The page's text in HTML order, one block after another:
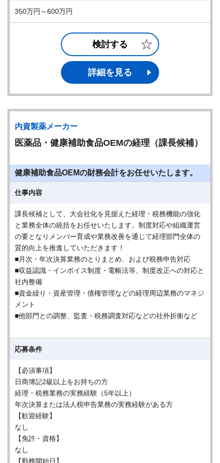
350万円～600万円
検討する
詳細を見る
内資製薬メーカー
医薬品・健康補助食品OEMの経理（課長候補）
健康補助食品OEMの財務会計をお任せいたします。
仕事内容
課長候補として、大会社化を見据えた経理・税務機能の強化
と業務全体の統括をお任せいたします。制度対応や組織運営
の要となりメンバー育成や業務改善を通じて経理部門全体の
質的向上を推進していただきます！
■月次・年次決算業務のとりまとめ、および税務申告対応
■収益認識・インボイス制度・電帳法等、制度改正への対応と
社内整備
■資金繰り・資産管理・債権管理などの経理周辺業務のマネジ
メント
■他部門との調整、監査・税務調査対応などの社外折衝など
応募条件
【必須事項】
日商簿記2級以上をお持ちの方
経理・税務業務の実務経験（5年以上）
年次決算または法人税申告業務の実務経験がある方
【歓迎経験】
なし
【免許・資格】
なし
【勤務開始日】